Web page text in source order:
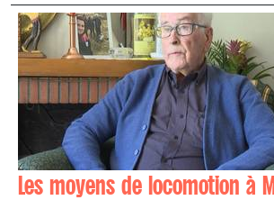
Les moyens de locomotion à